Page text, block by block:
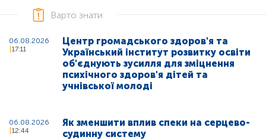
Варто знати
06.08.2026
17:11
Центр громадського здоров'я та
Український інститут розвитку освіти
об'єднують зусилля для зміцнення
психічного здоров'я дітей та
учнівської молоді
06.08.2026
12:44
Як зменшити вплив спеки на серцево-
судинну систему